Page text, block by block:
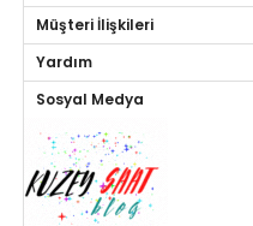
Müşteri İlişkileri
Yardım
Sosyal Medya